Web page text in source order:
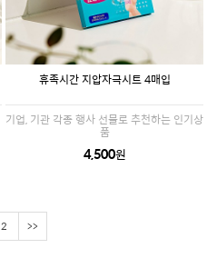
휴족시간 지압자극시트 4매입
기업, 기관 각종 행사 선물로 추천하는 인기상
품
4,500원
2 >>